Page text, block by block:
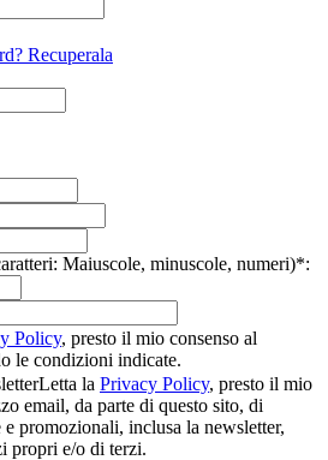
Recuperala
Maiuscole, minuscole, numeri)*:
Policy, presto il mio consenso al
le condizioni indicate.
Letta la Privacy Policy, presto il mio
email, da parte di questo sito, di
promozionali, inclusa la newsletter,
propri e/o di terzi.